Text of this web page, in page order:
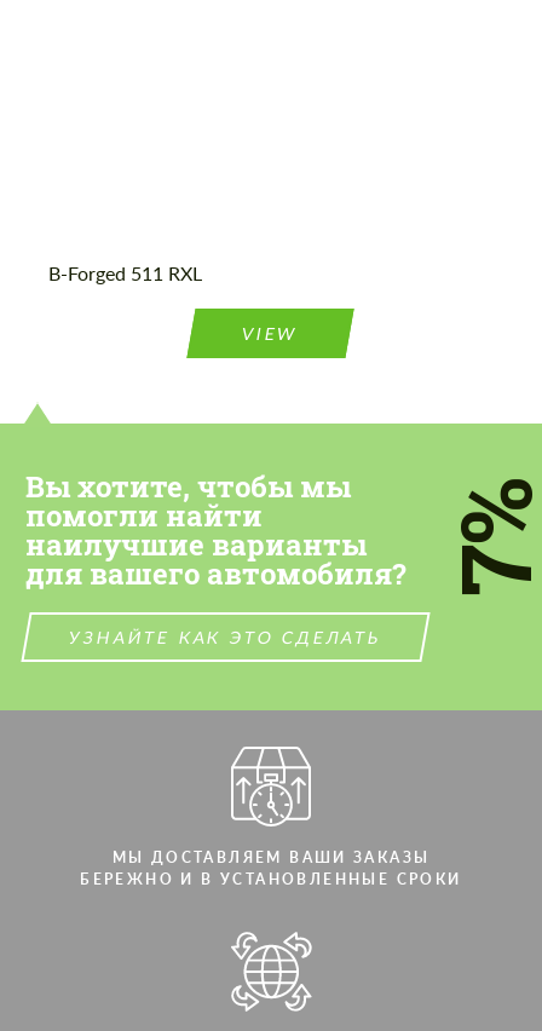
B-Forged 511 RXL
VIEW
Вы хотите, чтобы мы
помогли найти
наилучшие варианты
для вашего автомобиля?
УЗНАЙТЕ КАК ЭТО СДЕЛАТЬ
МЫ ДОСТАВЛЯЕМ ВАШИ ЗАКАЗЫ
БЕРЕЖНО И В УСТАНОВЛЕННЫЕ СРОКИ
СВЯЖИТЕСЬ СО МНОЙ
Мы говорим на вашем языке
Мы говорим на вашем языке